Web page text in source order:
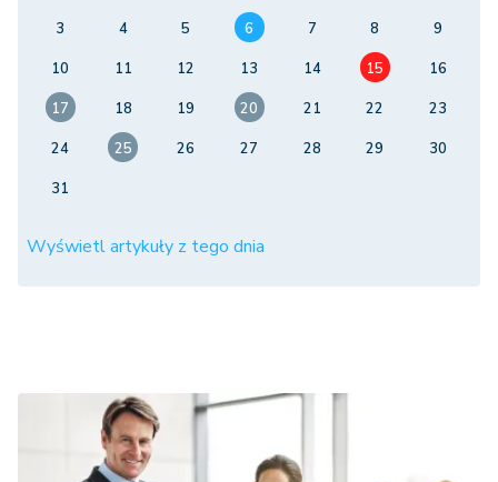
3
4 5 6 7 8
9
10
11 12 13 14 15
16
17
18 19 20 21 22
23
24
25 26 27 28 29
30
31
Wyświetl artykuły z tego dnia